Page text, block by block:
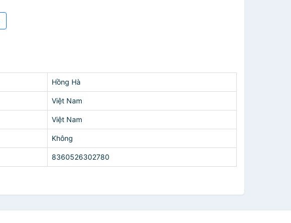
Hồng Hà
Việt Nam
Việt Nam
Không
8360526302780